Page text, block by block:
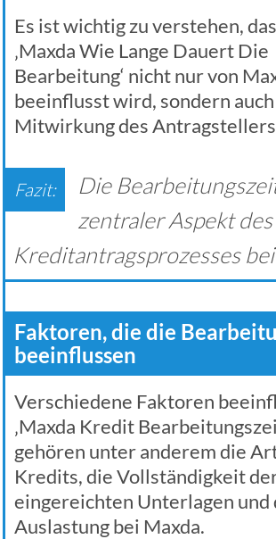
Es ist wichtig zu verstehen,
‚Maxda Wie Lange Dauert Die
Bearbeitung‘ nicht nur von
beeinflusst wird, sondern
Mitwirkung des
Die
zentraler Aspekt des
Kreditantragsprozesses
Faktoren, die die
beeinflussen
Verschiedene Faktoren
‚Maxda Kredit
gehören unter anderem die
Kredits, die Vollständigkeit
eingereichten Unterlagen und
Auslastung bei Maxda.